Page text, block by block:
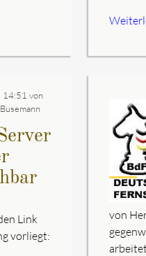
von
Link
vorliegt:
von